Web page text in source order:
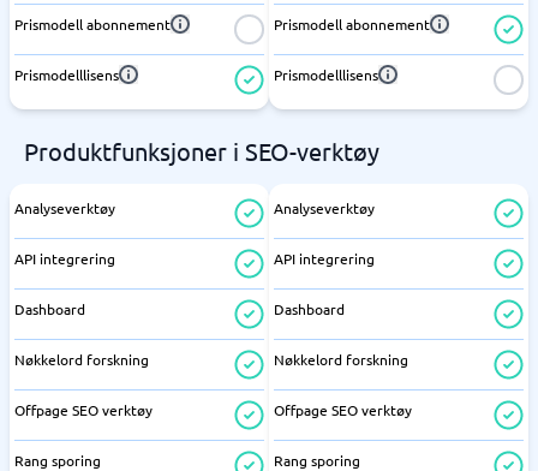
Prismodell abonnement
Prismodelllisens
Prismodell abonnement
Prismodelllisens
Produktfunksjoner i SEO-verktøy
Analyseverktøy
API integrering
Dashboard
Nøkkelord forskning
Offpage SEO verktøy
Rang sporing
Analyseverktøy
API integrering
Dashboard
Nøkkelord forskning
Offpage SEO verktøy
Rang sporing